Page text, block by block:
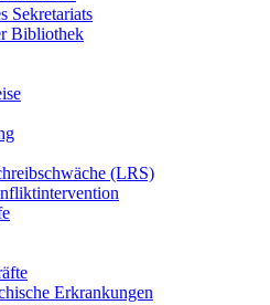
Sekretariats
Bibliothek
(LRS)
Erkrankungen